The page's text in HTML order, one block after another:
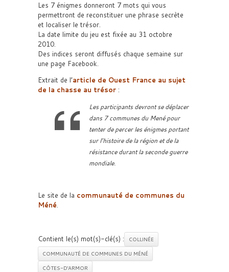
Les 7 énigmes donneront 7 mots qui vous
permettront de reconstituer une phrase secrète
et localiser le trésor.
La date limite du jeu est fixée au 31 octobre
2010.
Des indices seront diffusés chaque semaine sur
une page Facebook.
Extrait de l’article de Ouest France au sujet
de la chasse au trésor :
Les participants devront se déplacer
dans 7 communes du Mené pour
tenter de percer les énigmes portant
sur l’histoire de la région et de la
résistance durant la seconde guerre
mondiale.
Le site de la communauté de communes du
Méné.
Contient le(s) mot(s)-clé(s) :
COLLINÉE
COMMUNAUTÉ DE COMMUNES DU MÉNÉ
CÔTES-D'ARMOR